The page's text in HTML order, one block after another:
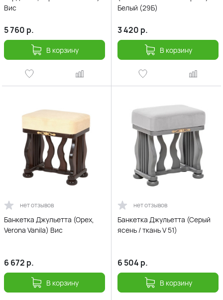
Вис
5 760 р.
В корзину
Белый (29Б)
3 420 р.
В корзину
нет отзывов
Банкетка Джульетта (Орех,
Verona Vanila) Вис
6 672 р.
В корзину
нет отзывов
Банкетка Джульетта (Серый
ясень / ткань V 51)
6 504 р.
В корзину